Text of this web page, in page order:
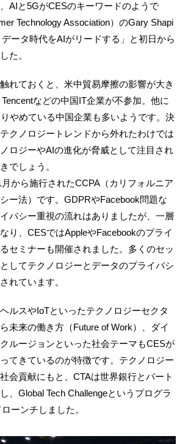
AIと5GがCESのキーワードのようで
Technology Association）のGary Shapi
ータ時代をAIがリードする」と初日から
た。
れておくと、米中貿易摩擦の影響が大き
などの中国IT企業が不参加。他に
やめている中国企業も多いようです。決
クノロジートレンドから外れたわけでは
ロジーやAIの進化が脅威として注目され
でしょう。
から施行されたCCPA（カリフォルニア
ー法）です。GDPRやFacebook問題な
バシー重視の流れはありましたが、一層
り、CESではAppleやFacebookのプライ
セミナーも開催されました。多くのセッ
してテクノロジーとデータのプライバシ
れています。
ルスやIoTといったテクノロジーセクタ
未来の働き方（Future of Work）、ダイ
ルージョンといった社会テーマもCESが
てきているのが特徴です。テクノロジー
会貢献にもと、CTAは世界銀行とパート
、Global Tech Challengeというプログラ
ーンチしました。